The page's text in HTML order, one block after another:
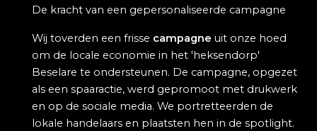
De kracht van een gepersonaliseerde campagne
Wij toverden een frisse campagne uit onze hoed
om de locale economie in het 'heksendorp'
Beselare te ondersteunen. De campagne, opgezet
als een spaaractie, werd gepromoot met drukwerk
en op de sociale media. We portretteerden de
lokale handelaars en plaatsten hen in de spotlight.